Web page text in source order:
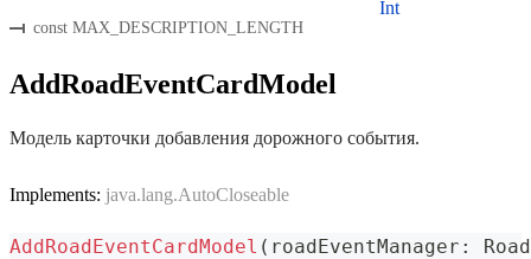
const MAX_DESCRIPTION_LENGTH
Int
AddRoadEventCardModel
Модель карточки добавления дорожного события.
Implements: java.lang.AutoCloseable
AddRoadEventCardModel ( roadEventManager :